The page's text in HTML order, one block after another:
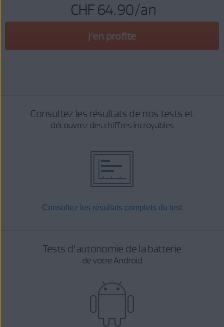
CHF 64.90/an
J'en profite
Consultez les résultats de nos tests et
découvrez des chiffres incroyables
Consultez les résultats complets du test
Tests d'autonomie de la batterie
de votre Android